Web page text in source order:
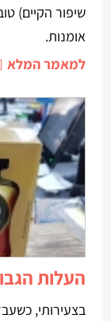
שיפור הקיים)
אומנות.
למאמר המלא
העלות
בצעירותי,